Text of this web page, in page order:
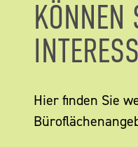
KÖNNEN
Hier finden Sie